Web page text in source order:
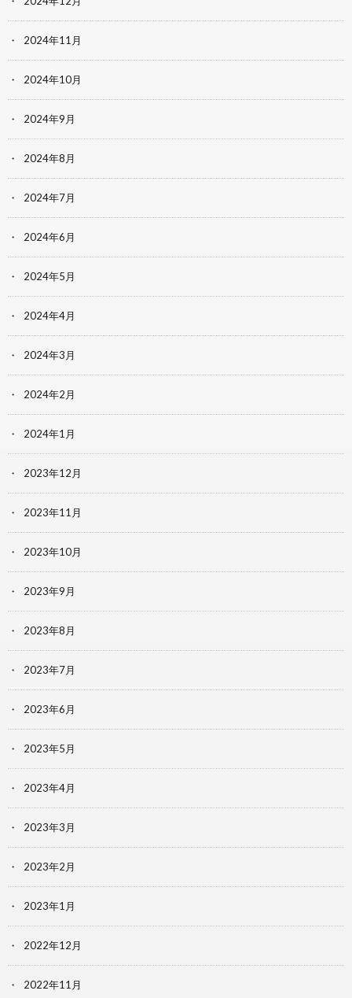
2024年11月
2024年10月
2024年9月
2024年8月
2024年7月
2024年6月
2024年5月
2024年4月
2024年3月
2024年2月
2024年1月
2023年12月
2023年11月
2023年10月
2023年9月
2023年8月
2023年7月
2023年6月
2023年5月
2023年4月
2023年3月
2023年2月
2023年1月
2022年12月
2022年11月